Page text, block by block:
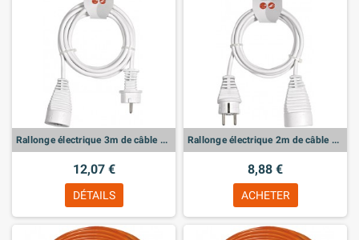
Rallonge électrique 3m de câble H05VV-F 3G1,0
12,07 €
DÉTAILS
Rallonge électrique 2m de câble H05VV-F 3G1,0
8,88 €
ACHETER